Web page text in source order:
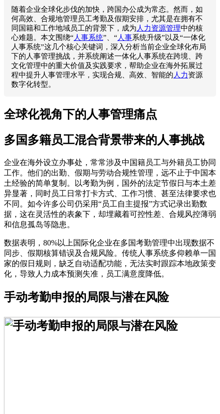
随着企业全球化步伐的加快，跨国办公成为常态。然而，如
何高效、合规地管理员工考勤及假期安排，尤其是在拥有不
同国籍和工作地域员工的背景下，成为 人力资源管理中的核
心难题。本文围绕“ 人事系统”、“ 人事系统升级”以及“一体化
人事系统”这几个核心关键词，深入分析当前企业全球化布局
下的人事管理挑战，并系统阐述一体化人事系统在跨境、跨
文化管理中的重大价值及实践要求，帮助企业在海外拓展过
程中提升人事管理水平，实现合规、高效、智能的 人力资源
数字化转型。
全球化视角下的人事管理痛点
多国多籍员工混合背景带来的人事挑战
企业在海外设立办事处，常常涉及中国籍员工与外籍员工协同
工作。他们的出勤、假期与劳动合规性管理，远不止于中国本
土经验的简单复制。以考勤为例，国外的法定节假日与本土差
异显著，同时员工日常打卡方式、工作习惯、甚至法律要求也
不同。如今许多公司仍采用“员工自主提报”方式记录出勤数
据，这在灵活性的表象下，却埋藏着可控性差、合规风控薄弱
和信息孤岛等隐患。
数据表明，80%以上国际化企业在多国考勤管理中出现数据不
同步、假期核算错误及合规风险。传统人事系统多仰赖单一国
家的假日规则，缺乏自动适配功能，无法实时跟踪本地政策变
化，导致人力成本预测失准，员工满意度降低。
手动考勤申报的局限与潜在风险